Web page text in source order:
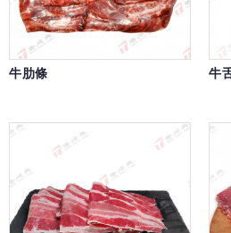
牛肋條 牛